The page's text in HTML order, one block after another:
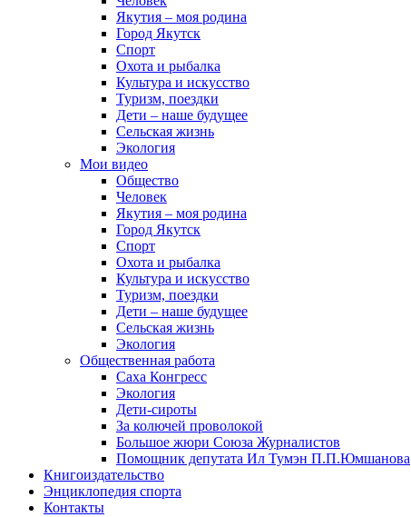
Якутия – моя родина
Город Якутск
Спорт
Охота и рыбалка
Культура и искусство
Туризм, поездки
Дети – наше будущее
Сельская жизнь
Экология
Мои видео
Общество
Человек
Якутия – моя родина
Город Якутск
Спорт
Охота и рыбалка
Культура и искусство
Туризм, поездки
Дети – наше будущее
Сельская жизнь
Экология
Общественная работа
Саха Конгресс
Экология
Дети-сироты
За колючей проволокой
Большое жюри Союза Журналистов
Помощник депутата Ил Тумэн П.П.Юмшанова
Книгоиздательство
Энциклопедия спорта
Контакты